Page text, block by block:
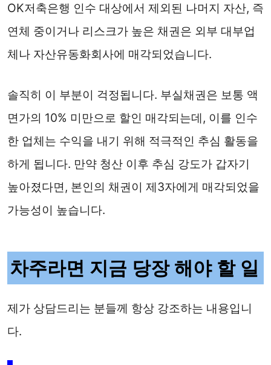
OK저축은행 인수 대상에서 제외된 나머지 자산, 즉
연체 중이거나 리스크가 높은 채권은 외부 대부업
체나 자산유동화회사에 매각되었습니다.
솔직히 이 부분이 걱정됩니다. 부실채권은 보통 액
면가의 10% 미만으로 할인 매각되는데, 이를 인수
한 업체는 수익을 내기 위해 적극적인 추심 활동을
하게 됩니다. 만약 청산 이후 추심 강도가 갑자기
높아졌다면, 본인의 채권이 제3자에게 매각되었을
가능성이 높습니다.
차주라면 지금 당장 해야 할 일
제가 상담드리는 분들께 항상 강조하는 내용입니
다.